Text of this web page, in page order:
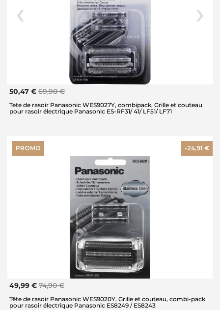
50,47 € 69,90 €
Tete de rasoir Panasonic WES9027Y, combipack, Grille et couteau
pour rasoir électrique Panasonic ES-RF31/ 41/ LF51/ LF71
PROMO -24,91 €
49,99 € 74,90 €
Tête de rasoir Panasonic WES9020Y, Grille et couteau, combi-pack
pour rasoir électrique Panasonic ES8249 / ES8243